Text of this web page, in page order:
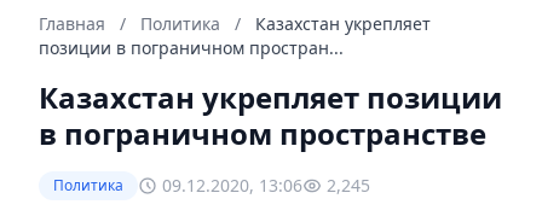
Главная / Политика /
Казахстан укрепляет
позиции в пограничном простран...
Казахстан укрепляет позиции
в пограничном пространстве
Политика 09.12.2020, 13:06 2,245